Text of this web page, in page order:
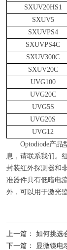
SXUV20HS1
SXUV5
SXUVPS4
SXUVPS4C
SXUV300C
SXUV20C
UVG100
UVG20C
UVG5S
UVG20S
UVG12
Optodiode产品
息，请联系我们。
封装红外探测器和
准器件具有低暗电
外，可以用于激光
上一篇： 如何挑选
下一篇： 显微镜电